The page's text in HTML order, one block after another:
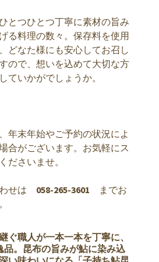
とつひとつ丁寧に素材の旨み
る料理の数々。保存料を使用
どなた様にも安心してお召し
ので、想いを込めて大切な方
ていかがでしょうか。
年末年始やご予約の状況によ
合がございます。お気軽にス
ださいませ。
せは 058-265-3601
までお
ぐ職人が一本一本を丁寧に、
品。昆布の旨みが鮎に染み込